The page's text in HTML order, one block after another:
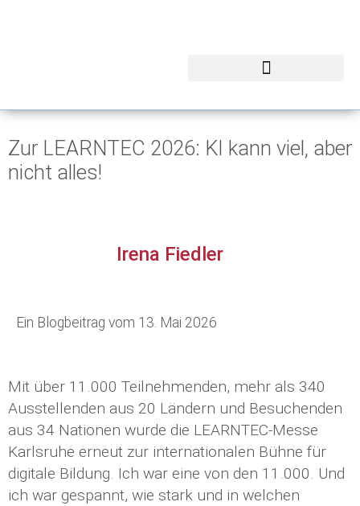
Zur LEARNTEC 2026: KI kann viel, aber
nicht alles!
Irena Fiedler
Ein Blogbeitrag vom 13. Mai 2026
Mit über 11.000 Teilnehmenden, mehr als 340
Ausstellenden aus 20 Ländern und Besuchenden
aus 34 Nationen wurde die LEARNTEC-Messe
Karlsruhe erneut zur internationalen Bühne für
digitale Bildung. Ich war eine von den 11.000. Und
ich war gespannt, wie stark und in welchen